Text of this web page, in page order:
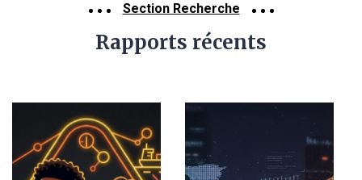
Section Recherche
Rapports récents